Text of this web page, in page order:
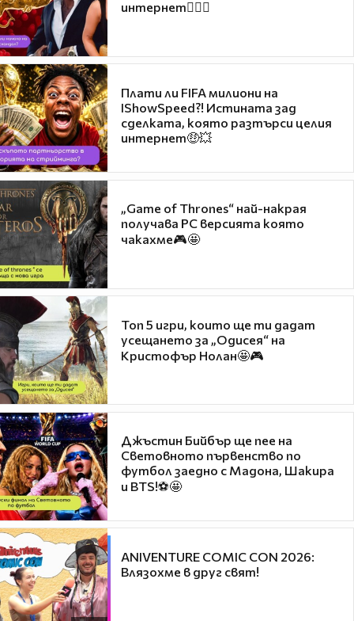
интернет❤️‍🔥🔥
Плати ли FIFA милиони на
IShowSpeed?! Истината зад
сделката, която разтърси целия
интернет🤑💥
„Game of Thrones“ най-накрая
получава PC версията която
чакахме🎮🤩
Топ 5 игри, които ще ти дадат
усещането за „Одисея“ на
Кристофър Нолан🤩🎮
Джъстин Бийбър ще пее на
Световното първенство по
футбол заедно с Мадона, Шакира
и BTS!⚽🤩
ANIVENTURE COMIC CON 2026:
Влязохме в друг свят!